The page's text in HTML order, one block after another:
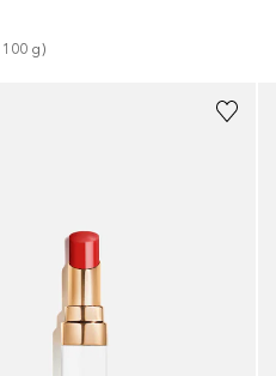
100 g)